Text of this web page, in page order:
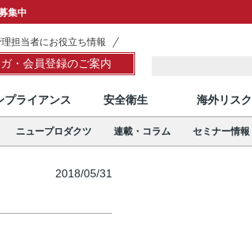
集中
担当者にお役立ち情報
ガ・会員登録のご案内
プライアンス 安全衛生 海外リスク
ニュープロダクツ 連載・コラム セミナー情報
2018/05/31